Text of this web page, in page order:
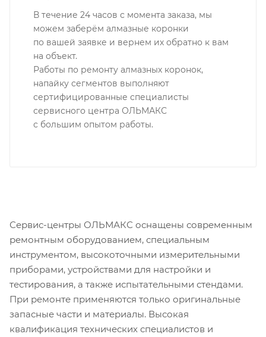
В течение 24 часов с момента заказа, мы
можем заберём алмазные коронки
по вашей заявке и вернем их обратно к вам
на объект.
Работы по ремонту алмазных коронок,
напайку сегментов выполняют
сертифицированные специалисты
сервисного центра ОЛЬМАКС
с большим опытом работы.
Сервис-центры ОЛЬМАКС оснащены современным
ремонтным оборудованием, специальным
инструментом, высокоточными измерительными
приборами, устройствами для настройки и
тестирования, а также испытательными стендами.
При ремонте применяются только оригинальные
запасные части и материалы. Высокая
квалификация технических специалистов и